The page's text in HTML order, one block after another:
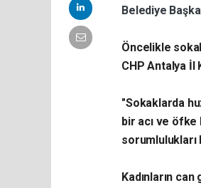
Belediye
Öncelikle
CHP Antalya İl
"Sokaklarda
bir acı ve öfke
Kadınların